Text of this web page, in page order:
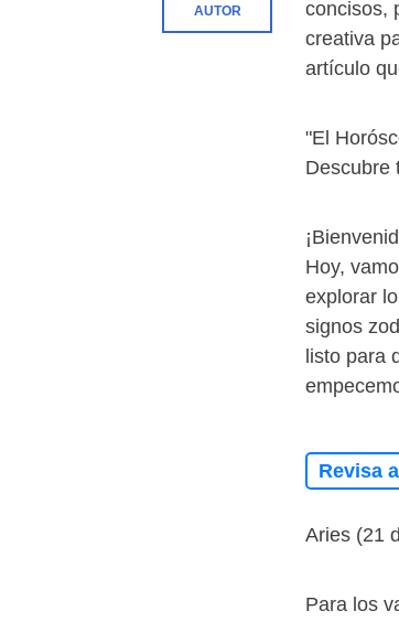
concisos,
creativa
artículo
"El
Descubre
Hoy,
explorar
signos
listo para
Revisa
Aries (21
Para los
AUTOR